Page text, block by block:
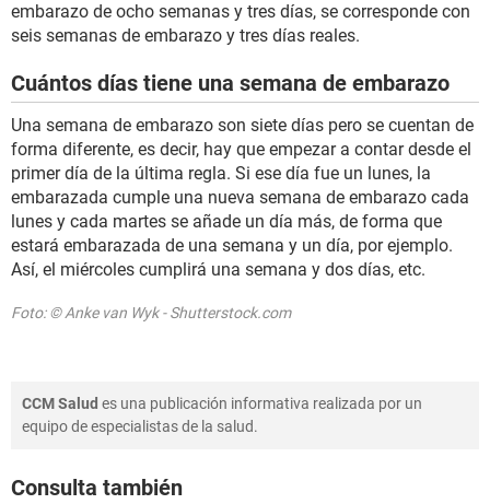
embarazo de ocho semanas y tres días, se corresponde con
seis semanas de embarazo y tres días reales.
Cuántos días tiene una semana de embarazo
Una semana de embarazo son siete días pero se cuentan de
forma diferente, es decir, hay que empezar a contar desde el
primer día de la última regla. Si ese día fue un lunes, la
embarazada cumple una nueva semana de embarazo cada
lunes y cada martes se añade un día más, de forma que
estará embarazada de una semana y un día, por ejemplo.
Así, el miércoles cumplirá una semana y dos días, etc.
Foto: © Anke van Wyk - Shutterstock.com
CCM Salud es una publicación informativa realizada por un
equipo de especialistas de la salud.
Consulta también